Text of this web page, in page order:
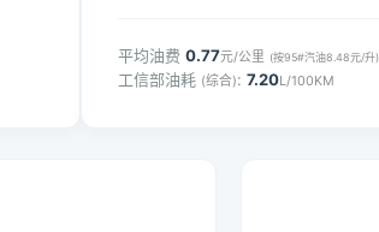
平均油费 0.77元/公里 (按95#汽油8.48元/升)
工信部油耗 (综合): 7.20L/100KM